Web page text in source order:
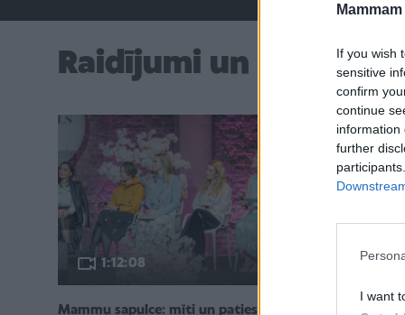
If you wish
sensitive
confirm
continue
information
further
I want
Raidījumi un
1:12:08
Mammu sapulce: mīti un patiesība,
Diskusija